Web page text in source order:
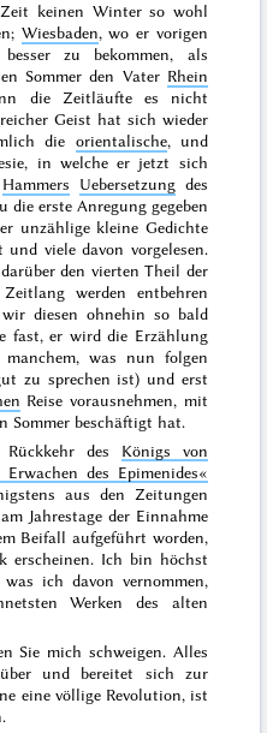
keinen Winter so wohl
; Wiesbaden, wo er vorigen
zu bekommen, als
Sommer den Vater Rhein
die Zeitläufte es nicht
Geist hat sich wieder
die orientalische, und
in welche er jetzt sich
Hammers Uebersetzungdes
die erste Anregung gegeben
unzählige kleine Gedichte
viele davon vorgelesen.
den vierten Theil der
werden entbehren
diesen ohnehin so bald
fast, er wird die Erzählung
manchem, was nun folgen
zu sprechen ist) und erst
Reise vorausnehmen, mit
Sommer beschäftigt hat.
des Königs von
Erwachen des Epimenides«
aus den Zeitungen
Jahrestageder Einnahme
Beifall aufgeführt worden,
erscheinen. Ich bin höchst
ich davon vernommen,
Werken des alten
Sie mich schweigen. Alles
und bereitet sich zur
eine völlige Revolution, ist